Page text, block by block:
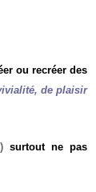
ou recréer des
de plaisir
surtout ne pas